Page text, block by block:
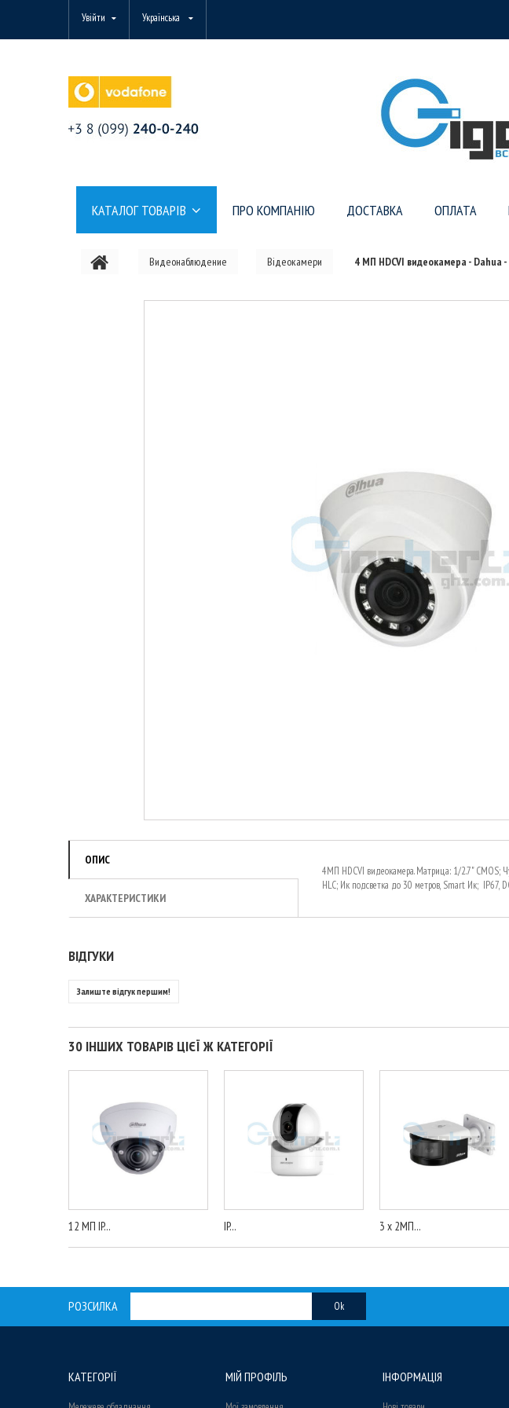
Увійти Українська
КАТАЛОГ ТОВАРІВ ПРО КОМПАНІЮ ДОСТАВКА ОПЛАТА
Видеонаблюдение Відеокамери 4 МП HDCVI видеокамера - Dahua
ОПИС
ХАРАКТЕРИСТИКИ
4МП HDCVI видеокамера. Матрица: 1/2.7" CMOS;
HLC; Ик подсветка до 30 метров, Smart Ик; IP67,
ВІДГУКИ
Залиште відгук першим!
30 ІНШИХ ТОВАРІВ ЦІЄЇ Ж КАТЕГОРІЇ
12 МП IP... IP... 3 x 2МП...
РОЗСИЛКА Ok
КАТЕГОРІЇ МІЙ ПРОФІЛЬ ІНФОРМАЦІЯ